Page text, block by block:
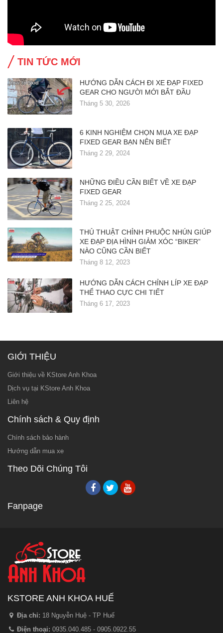
TIN TỨC MỚI
HƯỚNG DẪN CÁCH ĐI XE ĐẠP FIXED
GEAR CHO NGƯỜI MỚI BẮT ĐẦU
Tháng 5 30, 2026
6 KINH NGHIỆM CHỌN MUA XE ĐẠP
FIXED GEAR BẠN NÊN BIẾT
Tháng 2 29, 2024
NHỮNG ĐIỀU CẦN BIẾT VỀ XE ĐẠP
FIXED GEAR
Tháng 2 25, 2024
THỦ THUẬT CHỈNH PHUỘC NHÚN GIÚP
XE ĐẠP ĐỊA HÌNH GIẢM XÓC “BIKER”
NÀO CŨNG CẦN BIẾT
Tháng 8 12, 2023
HƯỚNG DẪN CÁCH CHỈNH LÍP XE ĐẠP
THỂ THAO CỰC CHI TIẾT
Tháng 6 17, 2023
GIỚI THIỆU
Giới thiệu về KStore Anh Khoa
Dịch vụ tại KStore Anh Khoa
Liên hệ
Chính sách & Quy định
Chính sách bảo hành
Hướng dẫn mua xe
Theo Dõi Chúng Tôi
Fanpage
KSTORE ANH KHOA HUẾ
Địa chỉ: 18 Nguyễn Huệ - TP Huế
Điện thoại: 0935.040.485 - 0905.0922.55